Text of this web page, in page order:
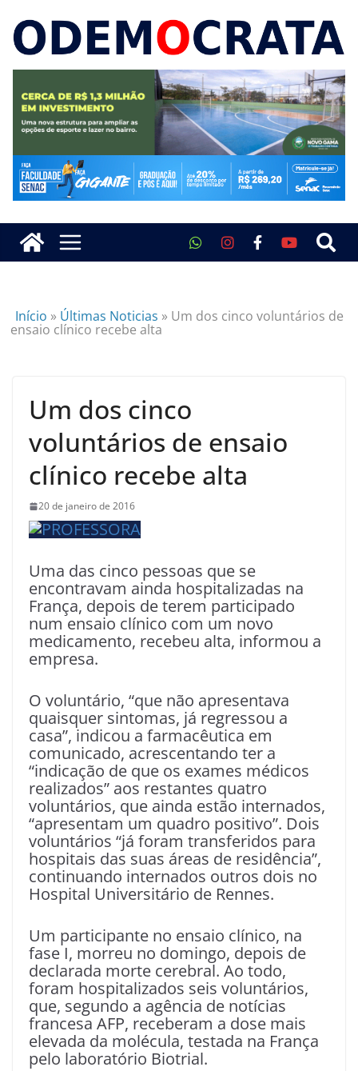
Início » Últimas Noticias » Um dos cinco voluntários de
ensaio clínico recebe alta
Um dos cinco
voluntários de ensaio
clínico recebe alta
20 de janeiro de 2016
Uma das cinco pessoas que se
encontravam ainda hospitalizadas na
França, depois de terem participado
num ensaio clínico com um novo
medicamento, recebeu alta, informou a
empresa.
O voluntário, “que não apresentava
quaisquer sintomas, já regressou a
casa”, indicou a farmacêutica em
comunicado, acrescentando ter a
“indicação de que os exames médicos
realizados” aos restantes quatro
voluntários, que ainda estão internados,
“apresentam um quadro positivo”. Dois
voluntários “já foram transferidos para
hospitais das suas áreas de residência”,
continuando internados outros dois no
Hospital Universitário de Rennes.
Um participante no ensaio clínico, na
fase I, morreu no domingo, depois de
declarada morte cerebral. Ao todo,
foram hospitalizados seis voluntários,
que, segundo a agência de notícias
francesa AFP, receberam a dose mais
elevada da molécula, testada na França
pelo laboratório Biotrial.